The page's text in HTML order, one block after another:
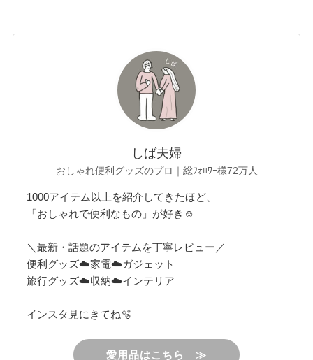
しば夫婦
おしゃれ便利グッズのプロ｜総ﾌｫﾛﾜｰ様72万人
1000アイテム以上を紹介してきたほど、
「おしゃれで便利なもの」が好き☺︎
＼最新・話題のアイテムを丁寧レビュー／
便利グッズ☁️家電☁️ガジェット
旅行グッズ☁️収納☁️インテリア
インスタ見にきてね🫧
愛用品はこちら ≫